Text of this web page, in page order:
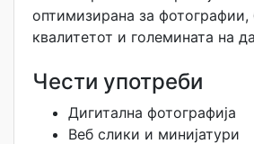
оптимизирана за фотографии,
квалитетот и големината на
Чести употреби
Дигитална фотографија
Веб слики и минијатури